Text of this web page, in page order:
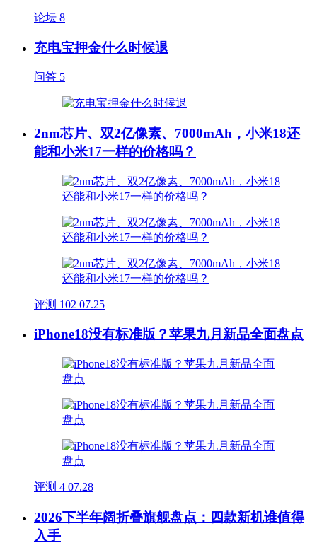
论坛 8
充电宝押金什么时候退
问答 5
2nm芯片、双2亿像素、7000mAh，小米18还
能和小米17一样的价格吗？
评测 102 07.25
iPhone18没有标准版？苹果九月新品全面盘点
评测 4 07.28
2026下半年阔折叠旗舰盘点：四款新机谁值得
入手